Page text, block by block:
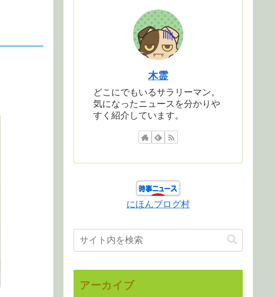
木霊
どこにでもいるサラリーマン。
気になったニュースを分かりや
すく紹介しています。
にほんブログ村
アーカイブ